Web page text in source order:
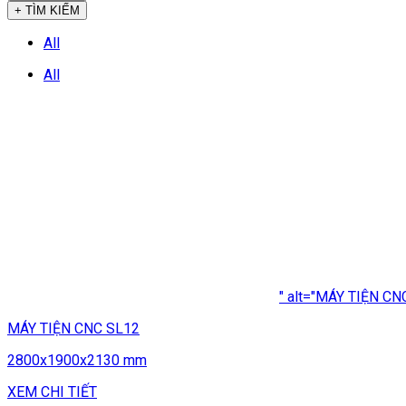
+ TÌM KIẾM
All
All
" alt="MÁY TIỆN
MÁY TIỆN CNC SL12
2800x1900x2130 mm
XEM CHI TIẾT